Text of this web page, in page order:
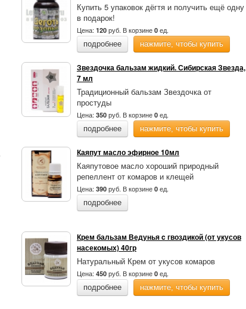
Купить 5 упаковок дёгтя и получить ещё одну
в подарок!
Цена: 120руб. В корзине 0ед.
подробнее нажмите, чтобы купить
Звездочка бальзам жидкий. Сибирская Звезда,
7 мл
Традиционный бальзам Звездочка от
простуды
Цена: 350руб. В корзине 0ед.
подробнее нажмите, чтобы купить
Каяпут масло эфирное 10мл
Каяпутовое масло хороший природный
репеллент от комаров и клещей
Цена: 390руб. В корзине 0ед.
подробнее
Крем бальзам Ведунья c гвоздикой (от укусов
насекомых) 40гр
Натуральный Крем от укусов комаров
Цена: 450руб. В корзине 0ед.
подробнее нажмите, чтобы купить